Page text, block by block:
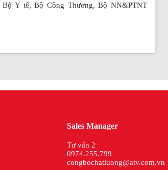
Bộ Y tế, Bộ Công Thương, Bộ NN&PTNT
Sales Manager
Tư vấn 2
0974.255.799
congbochatluong@atv.com.vn